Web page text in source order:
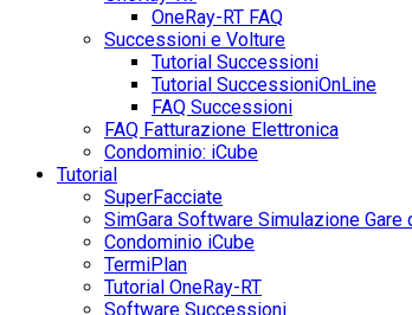
OneRay-RT FAQ
Successioni e Volture
Tutorial Successioni
Tutorial SuccessioniOnLine
FAQ Successioni
FAQ Fatturazione Elettronica
Condominio: iCube
Tutorial
SuperFacciate
SimGara Software Simulazione Gare
Condominio iCube
TermiPlan
Tutorial OneRay-RT
Software Successioni